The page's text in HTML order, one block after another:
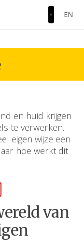
EN
en huid krijgen
te verwerken.
eigen wijze een
hoe werkt dit
van